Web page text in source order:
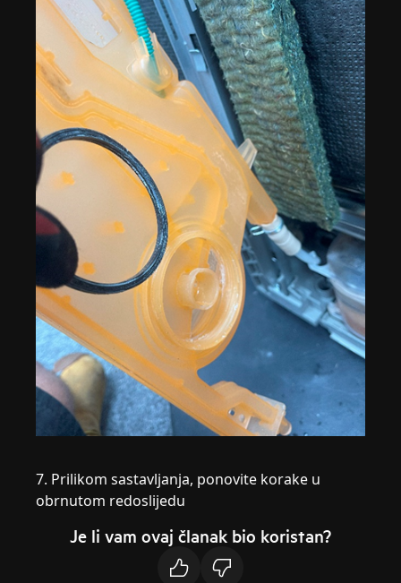
7. Prilikom sastavljanja, ponovite korake u
obrnutom redoslijedu
Je li vam ovaj članak bio koristan?